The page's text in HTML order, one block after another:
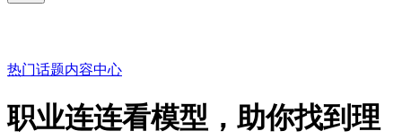
热门话题内容中心
职业连连看模型，助你找到理